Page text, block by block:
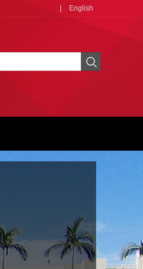
English